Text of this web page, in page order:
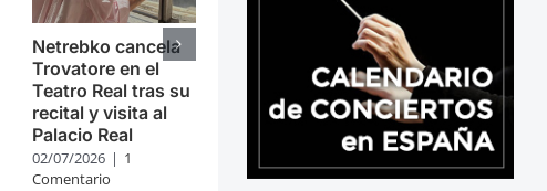
Netrebko cancela
Trovatore en el
Teatro Real tras su
recital y visita al
Palacio Real
02/07/2026 | 1
Comentario